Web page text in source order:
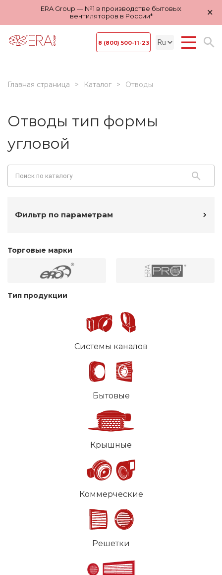
ERA Group — №1 в производстве бытовых
вентиляторов в России*
×
8 (800) 500-11-23
Главная страница Каталог Отводы
Отводы тип формы
угловой
Фильтр по параметрам
Торговые марки
Тип продукции
Системы каналов
Бытовые
Крышные
Коммерческие
Решетки